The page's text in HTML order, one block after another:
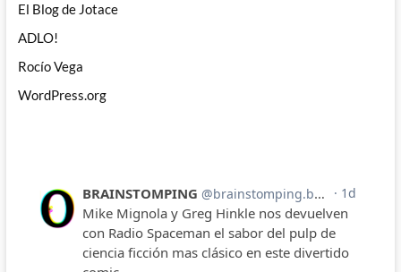
El Blog de Jotace
ADLO!
Rocío Vega
WordPress.org